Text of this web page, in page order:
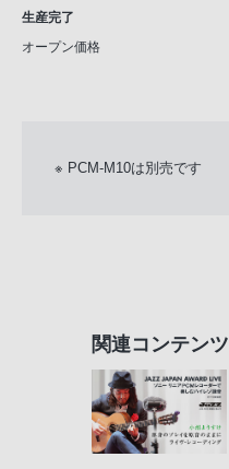
生産完了
オープン価格
※ PCM-M10は別売です
関連コンテンツ